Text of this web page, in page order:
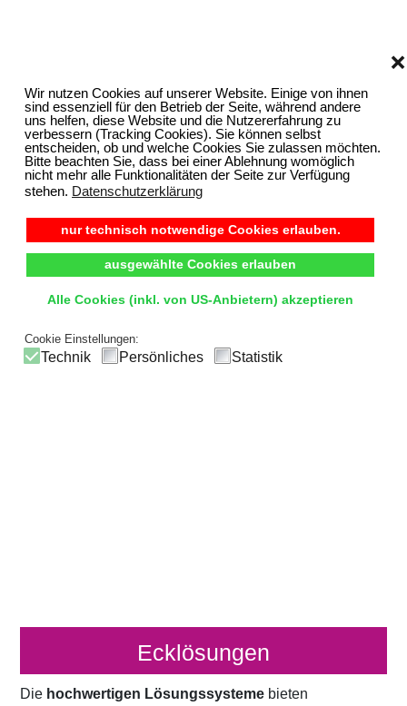
Wir nutzen Cookies auf unserer Website. Einige von ihnen
sind essenziell für den Betrieb der Seite, während andere
uns helfen, diese Website und die Nutzererfahrung zu
verbessern (Tracking Cookies). Sie können selbst
entscheiden, ob und welche Cookies Sie zulassen möchten.
Bitte beachten Sie, dass bei einer Ablehnung womöglich
nicht mehr alle Funktionalitäten der Seite zur Verfügung
stehen. Datenschutzerklärung
nur technisch notwendige Cookies erlauben.
ausgewählte Cookies erlauben
Alle Cookies (inkl. von US-Anbietern) akzeptieren
❌
Cookie Einstellungen:
Technik Persönliches Statistik
Ecklösungen
Die hochwertigen Lösungssysteme bieten